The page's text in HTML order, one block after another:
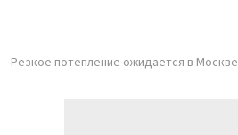
Резкое потепление ожидается в Москве